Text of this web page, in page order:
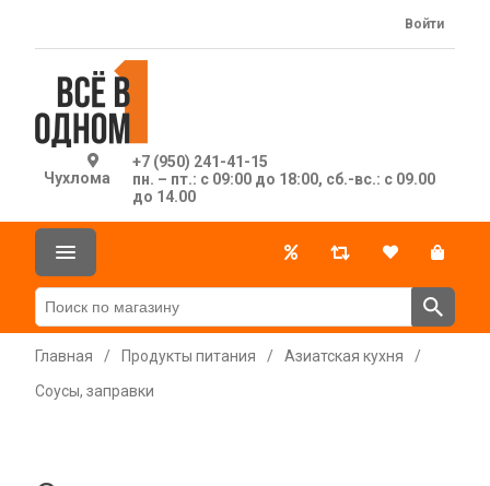
Чухлома
+7 (950) 241-41-15
пн. – пт.: с 09:00 до 18:00, сб.-вс.: с 09.00
до 14.00
Войти
Главная / Продукты питания / Азиатская кухня
/
Соусы, заправки